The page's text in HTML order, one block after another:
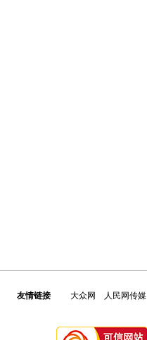
友情链接 大众网 人民网传媒